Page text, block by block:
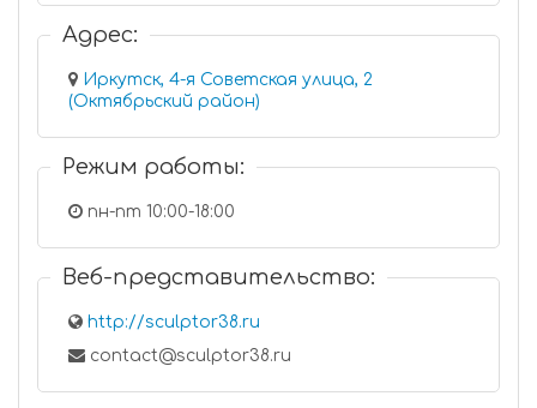
Адрес:
Иркутск, 4-я Советская улица, 2
(Октябрьский район)
Режим работы:
пн-пт 10:00-18:00
Веб-представительство:
http://sculptor38.ru
contact@sculptor38.ru